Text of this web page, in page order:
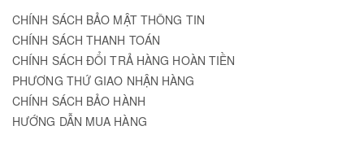
CHÍNH SÁCH BẢO MẬT THÔNG TIN
CHÍNH SÁCH THANH TOÁN
CHÍNH SÁCH ĐỔI TRẢ HÀNG HOÀN TIỀN
PHƯƠNG THỨ GIAO NHẬN HÀNG
CHÍNH SÁCH BẢO HÀNH
HƯỚNG DẪN MUA HÀNG